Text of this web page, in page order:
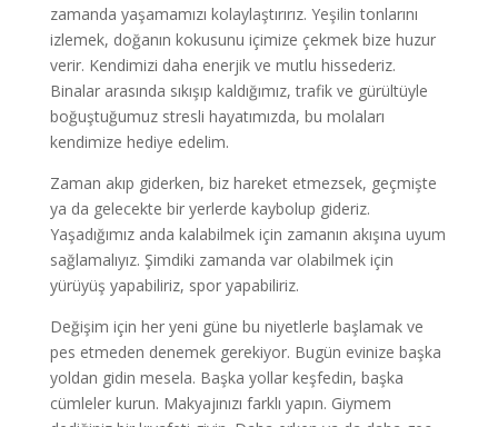
zamanda yaşamamızı kolaylaştırırız. Yeşilin tonlarını
izlemek, doğanın kokusunu içimize çekmek bize huzur
verir. Kendimizi daha enerjik ve mutlu hissederiz.
Binalar arasında sıkışıp kaldığımız, trafik ve gürültüyle
boğuştuğumuz stresli hayatımızda, bu molaları
kendimize hediye edelim.
Zaman akıp giderken, biz hareket etmezsek, geçmişte
ya da gelecekte bir yerlerde kaybolup gideriz.
Yaşadığımız anda kalabilmek için zamanın akışına uyum
sağlamalıyız. Şimdiki zamanda var olabilmek için
yürüyüş yapabiliriz, spor yapabiliriz.
Değişim için her yeni güne bu niyetlerle başlamak ve
pes etmeden denemek gerekiyor. Bugün evinize başka
yoldan gidin mesela. Başka yollar keşfedin, başka
cümleler kurun. Makyajınızı farklı yapın. Giymem